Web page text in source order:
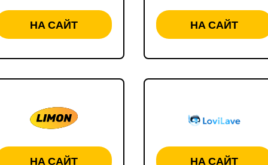
НА САЙТ НА САЙТ
НА САЙТ НА САЙТ